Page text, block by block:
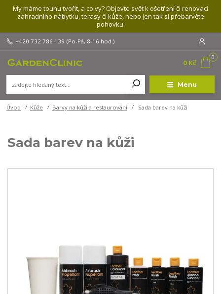
My máme touhu tvořit, a co vy? Objevte svět k ošetření či renovaci
zahradního nábytku, terasy či kůže, nebo jen tak si přebarvěte
pohovku.
Menu
+420 732 786 139 (Po-Pá, 8-16 hod.)
0
0 Kč
Úvod Kůže Barvy na kůži a restaurování Sada barev na kůži
Sada barev na kůži